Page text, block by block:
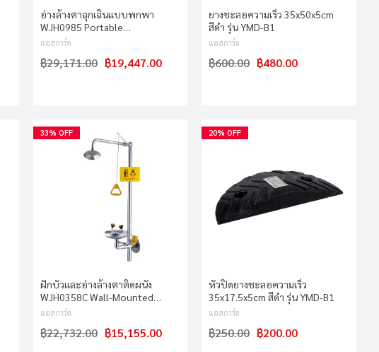
อ่างล้างตาฉุกเฉินแบบพกพา
WJH0985 Portable…
แอสการ์ด
฿19,447.00
฿29,171.00
ยางชะลอความเร็ว 35x50x5cm
สีดำ รุ่น YMD-B1
แอสการ์ด
฿480.00
฿600.00
33% OFF
ฝักบัวและอ่างล้างตาติดผนัง
WJH0358C Wall-Mounted…
แอสการ์ด
฿15,155.00
฿22,732.00
20% OFF
หัวปิดยางชะลอความเร็ว
35x17.5x5cm สีดำ รุ่น YMD-B1
แอสการ์ด
฿200.00
฿250.00